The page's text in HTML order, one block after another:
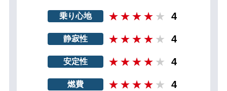
乗り心地 4
静寂性 4
安定性 4
燃費 4